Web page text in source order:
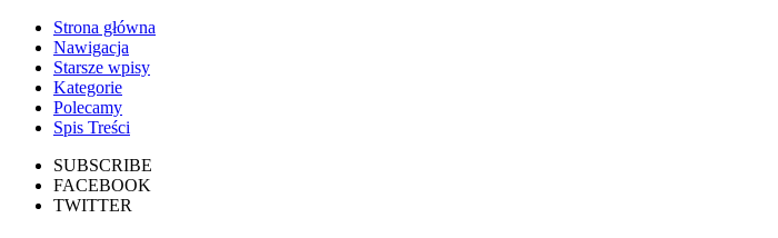
Strona główna
Nawigacja
Starsze wpisy
Kategorie
Polecamy
Spis Treści
SUBSCRIBE
FACEBOOK
TWITTER